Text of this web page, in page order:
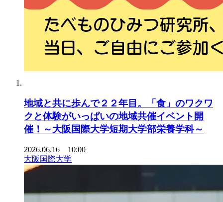
地域と共に歩んで２２年目。「食」のワクワ
クと体験がいっぱいの地域共催イベント開
催！～大阪国際大学短期大学部栄養学科～
2026.06.16 10:00
大阪国際大学